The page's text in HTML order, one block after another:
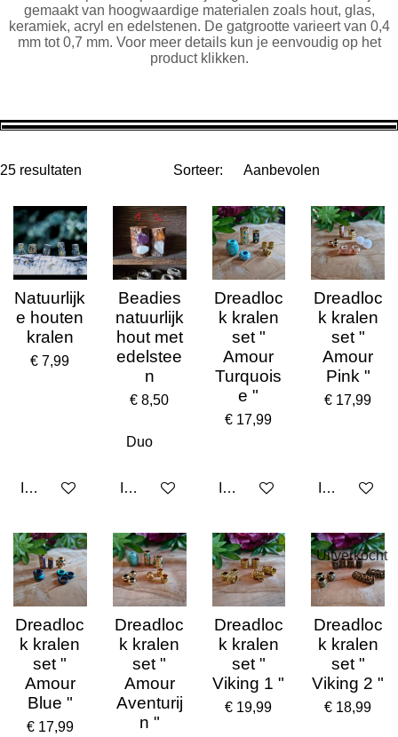
gemaakt van hoogwaardige materialen zoals hout, glas,
keramiek, acryl en edelstenen. De gatgrootte varieert van 0,4
mm tot 0,7 mm. Voor meer details kun je eenvoudig op het
product klikken.
25 resultaten Sorteer:
Natuurlijk
e houten
kralen
€ 7,99
In winkelwagen
Beadies
natuurlijk
hout met
edelstee
n
€ 8,50
In winkelwagen
Dreadloc
k kralen
set "
Amour
Turquois
e "
€ 17,99
In winkelwagen
Dreadloc
k kralen
set "
Amour
Pink "
€ 17,99
In
Dreadloc
k kralen
set "
Amour
Blue "
€ 17,99
Dreadloc
k kralen
set "
Amour
Aventurij
n "
Dreadloc
k kralen
set "
Viking 1 "
€ 19,99
Uitverkocht
Dreadloc
k kralen
set "
Viking 2 "
€ 18,99